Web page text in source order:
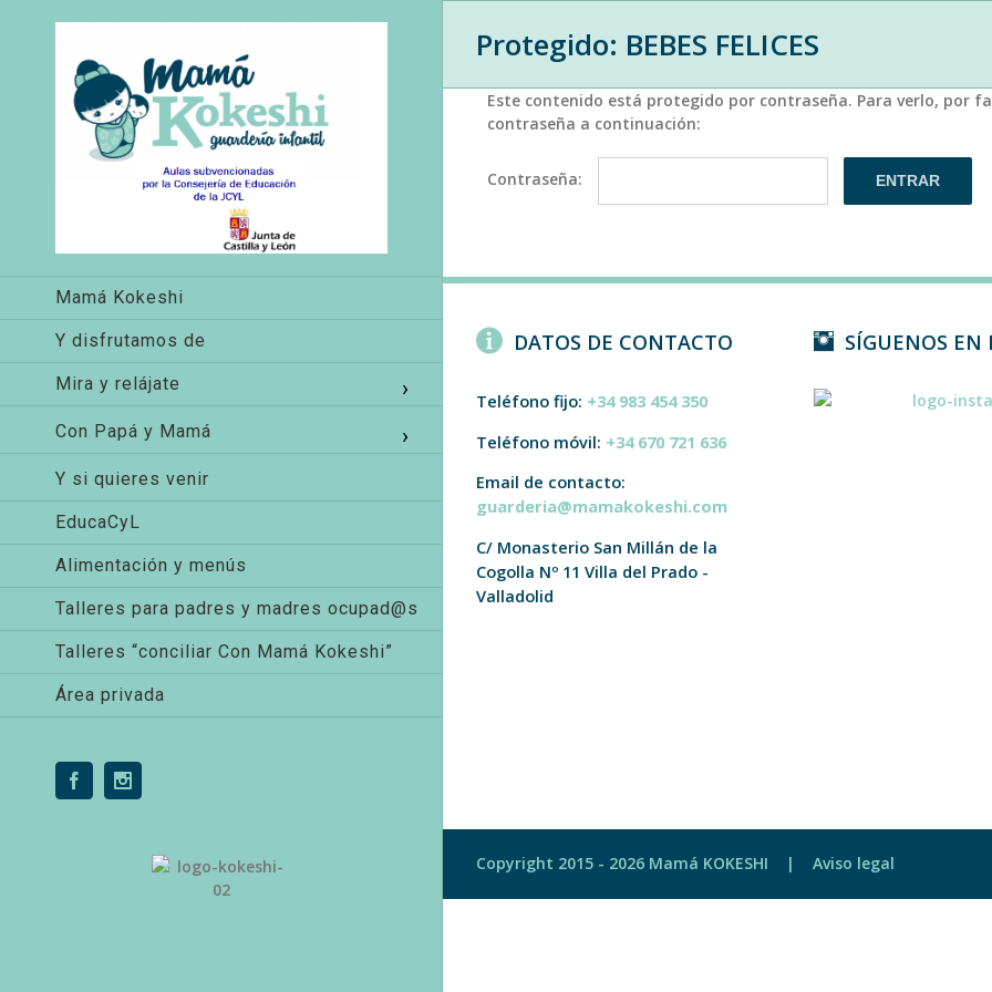
Mamá Kokeshi
Y disfrutamos de
Mira y relájate
Con Papá y Mamá
Y si quieres venir
EducaCyL
Alimentación y menús
Talleres para padres y madres ocupad@s
Talleres “conciliar Con Mamá Kokeshi”
Área privada
Facebook
Protegido: BEBES FELICES
Este contenido está protegido por contraseña. Para verlo, por
contraseña a continuación:
Contraseña:
DATOS DE CONTACTO
Teléfono fijo: +34 983 454 350
Teléfono móvil: +34 670 721 636
Email de contacto:
guarderia@mamakokeshi.com
C/ Monasterio San Millán de la
Cogolla Nº 11 Villa del Prado -
Valladolid
SÍGUENOS EN
Copyright 2015 - 2026 Mamá KOKESHI | Aviso legal